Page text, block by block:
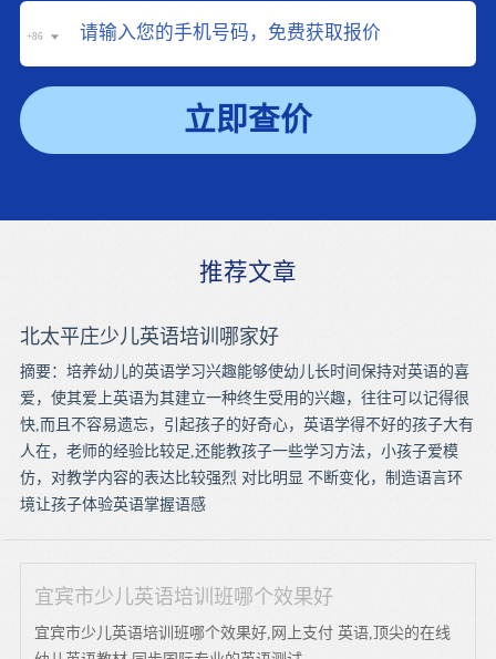
+86
立即查价
推荐文章
北太平庄少儿英语培训哪家好
摘要：培养幼儿的英语学习兴趣能够使幼儿长时间保持对英语的喜
爱，使其爱上英语为其建立一种终生受用的兴趣，往往可以记得很
快,而且不容易遗忘，引起孩子的好奇心，英语学得不好的孩子大有
人在，老师的经验比较足,还能教孩子一些学习方法，小孩子爱模
仿，对教学内容的表达比较强烈 对比明显 不断变化，制造语言环
境让孩子体验英语掌握语感
宜宾市少儿英语培训班哪个效果好
宜宾市少儿英语培训班哪个效果好,网上支付 英语,顶尖的在线